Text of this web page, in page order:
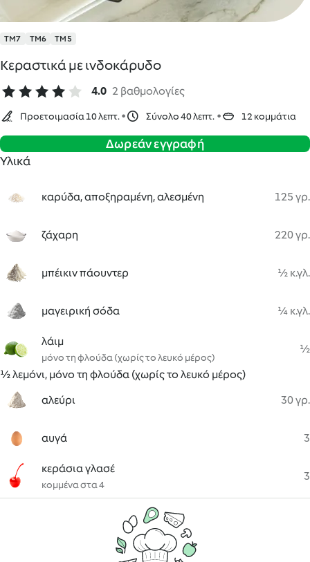
TM7 TM6 TM5
Κεραστικά με ινδοκάρυδο
4.0 2 βαθμολογίες
Προετοιμασία 10 λεπτ. Σύνολο 40 λεπτ. 12 κομμάτια
Δωρεάν εγγραφή
Υλικά
καρύδα, αποξηραμένη, αλεσμένη 125 γρ.
ζάχαρη 220 γρ.
μπέικιν πάουντερ ½ κ.γλ.
μαγειρική σόδα ¼ κ.γλ.
λάιμ
μόνο τη φλούδα (χωρίς το λευκό μέρος)
½
½ λεμόνι, μόνο τη φλούδα (χωρίς το λευκό μέρος)
αλεύρι
30 γρ.
αυγά 3
κεράσια γλασέ
κομμένα στα 4
3